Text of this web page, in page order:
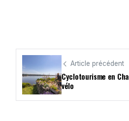
Article précédent
Cyclotourisme en
vélo